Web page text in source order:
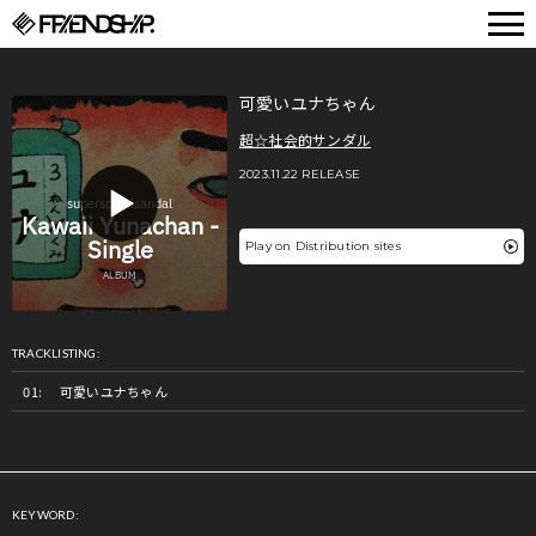
可愛いユナちゃん
超☆社会的サンダル
2023.11.22 RELEASE
Play on Distribution sites
TRACKLISTING:
可愛いユナちゃん
KEYWORD: